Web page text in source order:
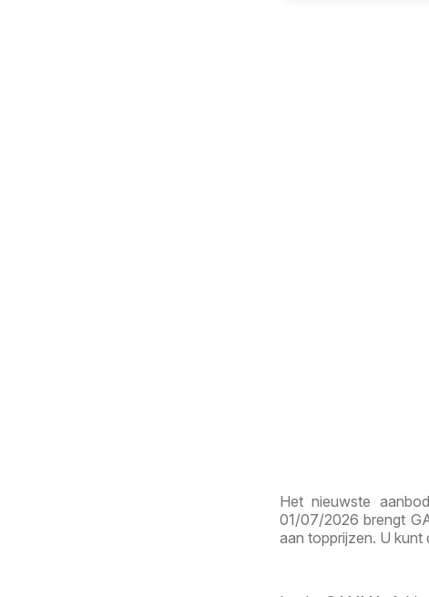
Het nieuwste
01/07/2026 brengt
aan topprijzen. U